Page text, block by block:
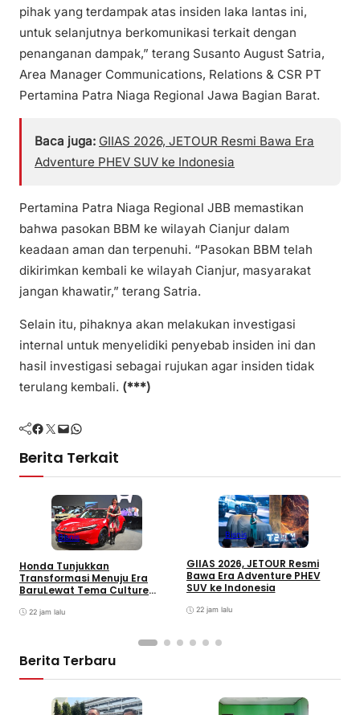
pihak yang terdampak atas insiden laka lantas ini,
untuk selanjutnya berkomunikasi terkait dengan
penanganan dampak,” terang Susanto August Satria,
Area Manager Communications, Relations & CSR PT
Pertamina Patra Niaga Regional Jawa Bagian Barat.
Baca juga: GIIAS 2026, JETOUR Resmi Bawa Era
Adventure PHEV SUV ke Indonesia
Pertamina Patra Niaga Regional JBB memastikan
bahwa pasokan BBM ke wilayah Cianjur dalam
keadaan aman dan terpenuhi. “Pasokan BBM telah
dikirimkan kembali ke wilayah Cianjur, masyarakat
jangan khawatir,” terang Satria.
Selain itu, pihaknya akan melakukan investigasi
internal untuk menyelidiki penyebab insiden ini dan
hasil investigasi sebagai rujukan agar insiden tidak
terulang kembali. (***)
Facebook Twitter Mail WhatsApp
Berita Terkait
Bisnis
Honda Tunjukkan
Transformasi Menuju Era
BaruLewat Tema Culture
22 jam lalu
Bisnis
GIIAS 2026, JETOUR Resmi
Bawa Era Adventure PHEV
SUV ke Indonesia
22 jam lalu
Berita Terbaru